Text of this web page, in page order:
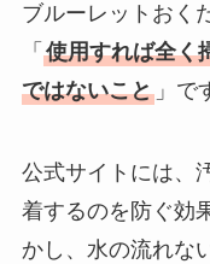
ブルーレットおく
「 使用すれば全く
ではないこと」で
公式サイトには、
着するのを防ぐ効
かし、水の流れな